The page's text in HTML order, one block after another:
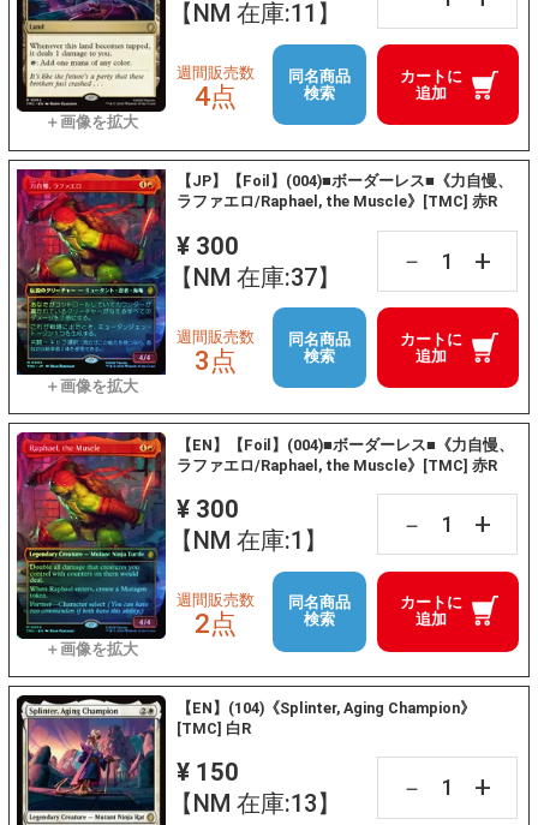
【NM 在庫:11】
カートに
追加
週間販売数
4点
同名商品
検索
【JP】【Foil】(004)■ボーダーレス■《力自慢、
ラファエロ/Raphael, the Muscle》[TMC] 赤R
¥ 300
【NM 在庫:37】
－ +
カートに
追加
週間販売数
3点
同名商品
検索
【EN】【Foil】(004)■ボーダーレス■《力自慢、
ラファエロ/Raphael, the Muscle》[TMC] 赤R
¥ 300
【NM 在庫:1】
－ +
カートに
追加
週間販売数
2点
同名商品
検索
【EN】(104)《Splinter, Aging Champion》
[TMC] 白R
¥ 150
【NM 在庫:13】
－ +